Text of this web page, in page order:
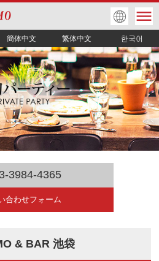
簡体中文 繁体中文
3984-4365
合わせフォーム
& BAR 池袋